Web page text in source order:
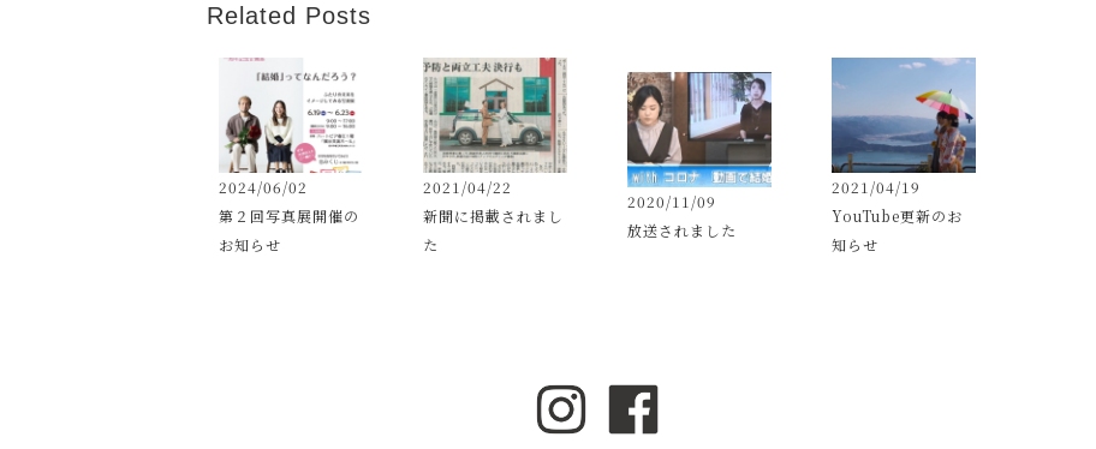
Related Posts
2024/06/02
第２回写真展開催の
お知らせ
2021/04/22
新聞に掲載されまし
た
2020/11/09
放送されました
2021/04/19
YouTube更新のお
知らせ